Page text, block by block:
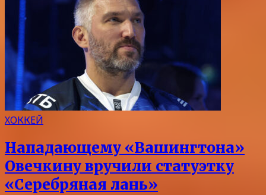
ХОККЕЙ
Нападающему «Вашингтона»
Овечкину вручили статуэтку
«Серебряная лань»